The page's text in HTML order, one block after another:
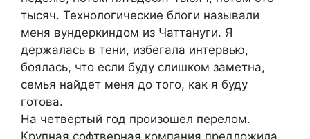
тысяч. Технологические блоги называли
меня вундеркиндом из Чаттануги. Я
держалась в тени, избегала интервью,
боялась, что если буду слишком заметна,
семья найдет меня до того, как я буду
готова.
На четвертый год произошел перелом.
Крупная софтверная компания предложила